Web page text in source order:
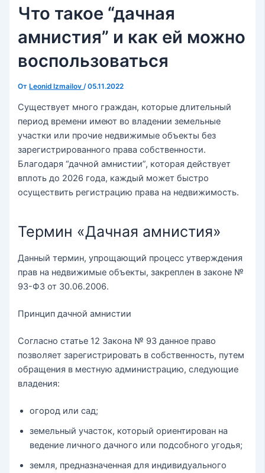
Что такое “дачная
амнистия” и как ей можно
воспользоваться
ОтLeonid Izmailov /05.11.2022
Существует много граждан, которые длительный
период времени имеют во владении земельные
участки или прочие недвижимые объекты без
зарегистрированного права собственности.
Благодаря “дачной амнистии”, которая действует
вплоть до 2026 года, каждый может быстро
осуществить регистрацию права на недвижимость.
Термин «Дачная амнистия»
Данный термин, упрощающий процесс утверждения
прав на недвижимые объекты, закреплен в законе №
93-ФЗ от 30.06.2006.
Принцип дачной амнистии
Согласно статье 12 Закона № 93 данное право
позволяет зарегистрировать в собственность, путем
обращения в местную администрацию, следующие
владения:
огород или сад;
земельный участок, который ориентирован на
ведение личного дачного или подсобного угодья;
земля, предназначенная для индивидуального